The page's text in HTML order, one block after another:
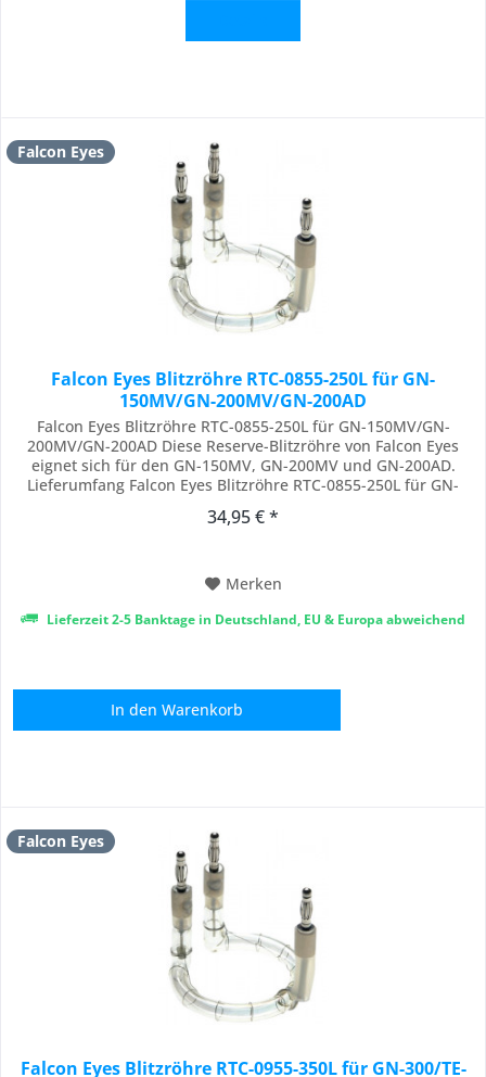
Falcon Eyes
Falcon Eyes Blitzröhre RTC-0855-250L für GN-
150MV/GN-200MV/GN-200AD
Falcon Eyes Blitzröhre RTC-0855-250L für GN-150MV/GN-
200MV/GN-200AD Diese Reserve-Blitzröhre von Falcon Eyes
eignet sich für den GN-150MV, GN-200MV und GN-200AD.
Lieferumfang Falcon Eyes Blitzröhre RTC-0855-250L für GN-
34,95 € *
Merken
Lieferzeit 2-5 Banktage in Deutschland, EU & Europa abweichend
In den Warenkorb
Falcon Eyes
Falcon Eyes Blitzröhre RTC-0955-350L für GN-300/TE-